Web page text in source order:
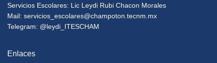
Servicios Escolares: Lic Leydi Rubi Chacon Morales
Mail: servicios_escolares@champoton.tecnm.mx
Telegram: @leydi_ITESCHAM
Enlaces